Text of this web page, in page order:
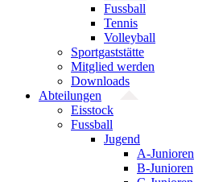
Fussball
Tennis
Volleyball
Sportgaststätte
Mitglied werden
Downloads
Abteilungen
Eisstock
Fussball
Jugend
A-Junioren
B-Junioren